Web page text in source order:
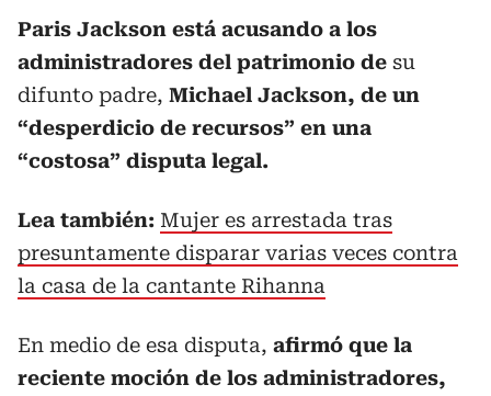
Paris Jackson está acusando a los
administradores del patrimonio de su
difunto padre, Michael Jackson, de un
“desperdicio de recursos” en una
“costosa” disputa legal.
Lea también: Mujer es arrestada tras
presuntamente disparar varias veces contra
la casa de la cantante Rihanna
En medio de esa disputa, afirmó que la
reciente moción de los administradores,